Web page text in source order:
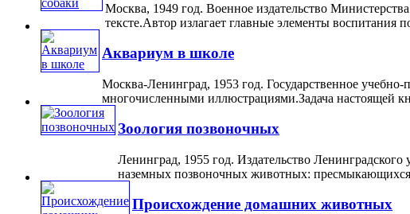
Москва, 1949 год. Военное издательство
тексте.Автор излагает главные элементы воспитания
Аквариум в школе
Москва-Ленинград, 1953 год. Государственное
многочисленными иллюстрациями.Задача настоящей
Зоология позвоночных
Ленинград, 1955 год. Издательство
наземных позвоночных животных:
Происхождение домашних животных